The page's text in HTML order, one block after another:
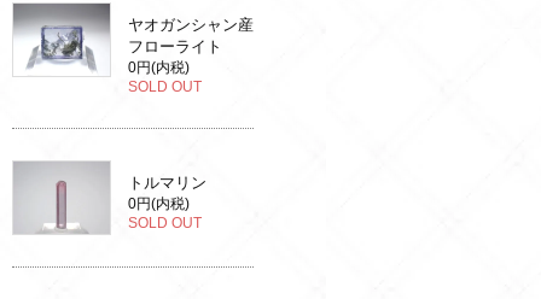
ヤオガンシャン産
フローライト
0円(内税)
SOLD OUT
トルマリン
0円(内税)
SOLD OUT